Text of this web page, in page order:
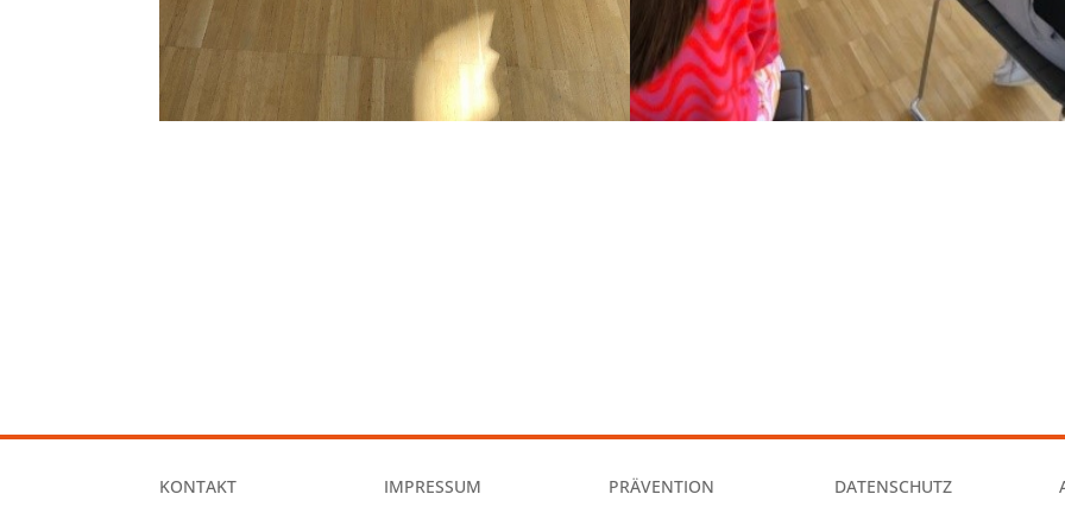
KONTAKT IMPRESSUM PRÄVENTION DATENSCHUTZ